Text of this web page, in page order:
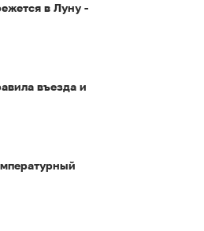
в Луну -
въезда и